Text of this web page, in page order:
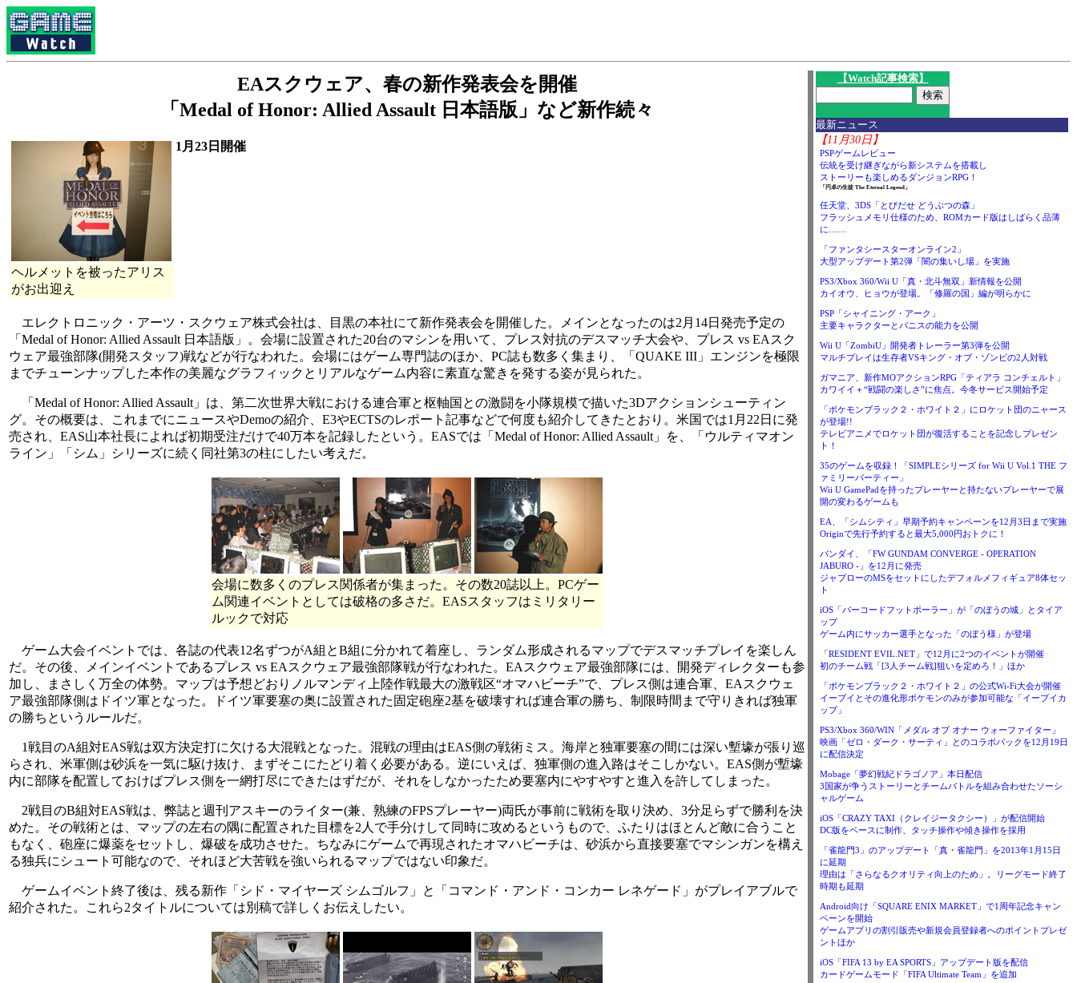
EAスクウェア、春の新作発表会を開催
「Medal of Honor: Allied Assault 日本語版」など新作続々
ヘルメットを被ったアリス
がお出迎え
1月23日開催
エレクトロニック・アーツ・スクウェア株式会社は、目黒の本社にて新作発表会を開催した。メインとなったのは2月14日発売予定の
「Medal of Honor: Allied Assault 日本語版」。会場に設置された20台のマシンを用いて、プレス対抗のデスマッチ大会や、プレス vs EAスク
ウェア最強部隊(開発スタッフ)戦などが行なわれた。会場にはゲーム専門誌のほか、PC誌も数多く集まり、「QUAKE III」エンジンを極限
までチューンナップした本作の美麗なグラフィックとリアルなゲーム内容に素直な驚きを発する姿が見られた。
「Medal of Honor: Allied Assault」は、第二次世界大戦における連合軍と枢軸国との激闘を小隊規模で描いた3Dアクションシューティン
グ。その概要は、これまでにニュースやDemoの紹介、E3やECTSのレポート記事などで何度も紹介してきたとおり。米国では1月22日に発
売され、EAS山本社長によれば初期受注だけで40万本を記録したという。EASでは「Medal of Honor: Allied Assault」を、「ウルティマオン
ライン」「シム」シリーズに続く同社第3の柱にしたい考えだ。
会場に数多くのプレス関係者が集まった。その数20誌以上。PCゲー
ム関連イベントとしては破格の多さだ。EASスタッフはミリタリー
ルックで対応
ゲーム大会イベントでは、各誌の代表12名ずつがA組とB組に分かれて着座し、ランダム形成されるマップでデスマッチプレイを楽しん
だ。その後、メインイベントであるプレス vs EAスクウェア最強部隊戦が行なわれた。EAスクウェア最強部隊には、開発ディレクターも参
加し、まさしく万全の体勢。マップは予想どおりノルマンディ上陸作戦最大の激戦区“オマハビーチ”で、プレス側は連合軍、EAスクウェ
ア最強部隊側はドイツ軍となった。ドイツ軍要塞の奥に設置された固定砲座2基を破壊すれば連合軍の勝ち、制限時間まで守りきれば独軍
の勝ちというルールだ。
1戦目のA組対EAS戦は双方決定打に欠ける大混戦となった。混戦の理由はEAS側の戦術ミス。海岸と独軍要塞の間には深い塹壕が張り巡
らされ、米軍側は砂浜を一気に駆け抜け、まずそこにたどり着く必要がある。逆にいえば、独軍側の進入路はそこしかない。EAS側が塹壕
内に部隊を配置しておけばプレス側を一網打尽にできたはずだが、それをしなかったため要塞内にやすやすと進入を許してしまった。
2戦目のB組対EAS戦は、弊誌と週刊アスキーのライター(兼、熟練のFPSプレーヤー)両氏が事前に戦術を取り決め、3分足らずで勝利を決
めた。その戦術とは、マップの左右の隅に配置された目標を2人で手分けして同時に攻めるというもので、ふたりはほとんど敵に合うこと
もなく、砲座に爆薬をセットし、爆破を成功させた。ちなみにゲームで再現されたオマハビーチは、砂浜から直接要塞でマシンガンを構え
る独兵にシュート可能なので、それほど大苦戦を強いられるマップではない印象だ。
ゲームイベント終了後は、残る新作「シド・マイヤーズ シムゴルフ」と「コマンド・アンド・コンカー レネゲード」がプレイアブルで
紹介された。これら2タイトルについては別稿で詳しくお伝えしたい。
【Watch記事検索】
最新ニュース
【11月30日】
PSPゲームレビュー
伝統を受け継ぎながら新システムを搭載し
ストーリーも楽しめるダンジョンRPG！
「円卓の生徒 The Eternal Legend」
任天堂、3DS「とびだせ どうぶつの森」
フラッシュメモリ仕様のため、ROMカード版はしばらく品薄
に……
「ファンタシースターオンライン2」
大型アップデート第2弾「闇の集いし場」を実施
PS3/Xbox 360/Wii U「真・北斗無双」新情報を公開
カイオウ、ヒョウが登場。「修羅の国」編が明らかに
PSP「シャイニング・アーク」
主要キャラクターとパニスの能力を公開
Wii U「ZombiU」開発者トレーラー第3弾を公開
マルチプレイは生存者VSキング・オブ・ゾンビの2人対戦
ガマニア、新作MOアクションRPG「ティアラ コンチェルト」
カワイイ＋“戦闘の楽しさ”に焦点。今冬サービス開始予定
「ポケモンブラック２・ホワイト２」にロケット団のニャース
が登場!!
テレビアニメでロケット団が復活することを記念しプレゼン
ト！
35のゲームを収録！「SIMPLEシリーズ for Wii U Vol.1 THE フ
ァミリーパーティー」
Wii U GamePadを持ったプレーヤーと持たないプレーヤーで展
開の変わるゲームも
EA、「シムシティ」早期予約キャンペーンを12月3日まで実施
Originで先行予約すると最大5,000円おトクに！
バンダイ、「FW GUNDAM CONVERGE - OPERATION
JABURO -」を12月に発売
ジャブローのMSをセットにしたデフォルメフィギュア8体セッ
ト
iOS「バーコードフットボーラー」が「のぼうの城」とタイア
ップ
ゲーム内にサッカー選手となった「のぼう様」が登場
「RESIDENT EVIL.NET」で12月に2つのイベントが開催
初のチーム戦「[3人チーム戦]狙いを定めろ！」ほか
「ポケモンブラック２・ホワイト２」の公式Wi-Fi大会が開催
イーブイとその進化形ポケモンのみが参加可能な「イーブイカ
ップ」
PS3/Xbox 360/WIN「メダル オブ オナー ウォーファイター」
映画「ゼロ・ダーク・サーティ」とのコラボパックを12月19日
に配信決定
Mobage「夢幻戦紀ドラゴノア」本日配信
3国家が争うストーリーとチームバトルを組み合わせたソーシ
ャルゲーム
iOS「CRAZY TAXI（クレイジータクシー）」が配信開始
DC版をベースに制作、タッチ操作や傾き操作を採用
「雀龍門3」のアップデート「真・雀龍門」を2013年1月15日
に延期
理由は「さらなるクオリティ向上のため」。リーグモード終了
時期も延期
Android向け「SQUARE ENIX MARKET」で1周年記念キャン
ペーンを開始
ゲームアプリの割引販売や新規会員登録者へのポイントプレゼ
ントほか
iOS「FIFA 13 by EA SPORTS」アップデート版を配信
カードゲームモード「FIFA Ultimate Team」を追加